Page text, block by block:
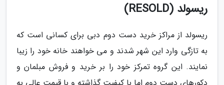
ریسولد (RESOLD)
ریسولد از مراکز خرید دست دوم دبی برای کسانی است که
به تازگی وارد این شهر شدند و می خواهند خانه خود را زیبا
نمایند. این گروه تمرکز خود را بر خرید و فروش مبلمان و